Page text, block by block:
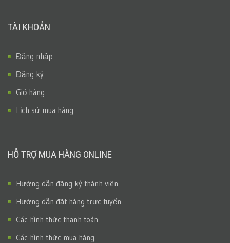
TÀI KHOẢN
Đăng nhập
Đăng ký
Giỏ hàng
Lịch sử mua hàng
HỖ TRỢ MUA HÀNG ONLINE
Hướng dẫn đăng ký thành viên
Hướng dẫn đặt hàng trực tuyến
Các hình thức thanh toán
Các hình thức mua hàng